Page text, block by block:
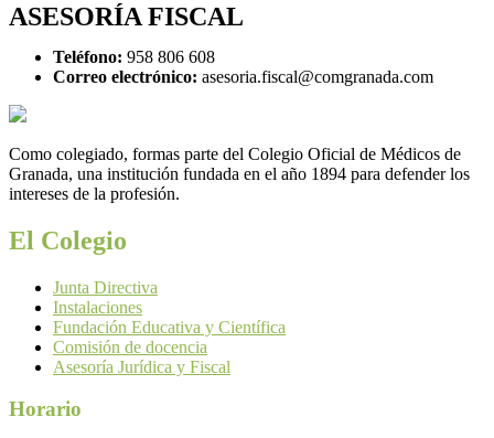
ASESORÍA FISCAL
Teléfono: 958 806 608
Correo electrónico: asesoria.fiscal@comgranada.com
Como colegiado, formas parte del Colegio Oficial de Médicos de
Granada, una institución fundada en el año 1894 para defender los
intereses de la profesión.
El Colegio
Junta Directiva
Instalaciones
Fundación Educativa y Científica
Comisión de docencia
Asesoría Jurídica y Fiscal
Horario